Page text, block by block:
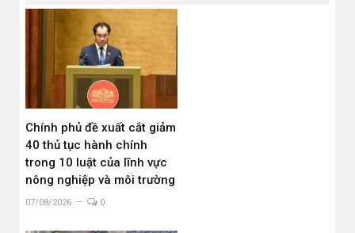
Chính phủ đề xuất cắt giảm
40 thủ tục hành chính
trong 10 luật của lĩnh vực
nông nghiệp và môi trường
07/08/2026 0